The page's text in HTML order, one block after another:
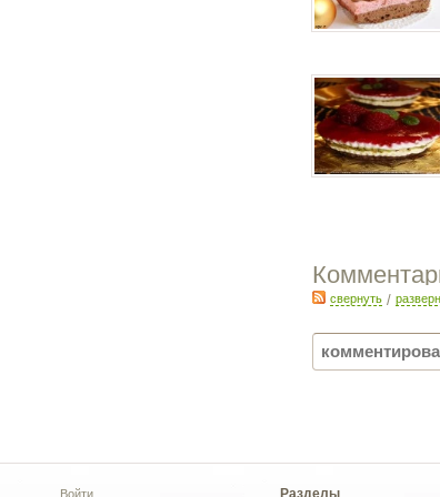
свернуть/
Войти Разделы